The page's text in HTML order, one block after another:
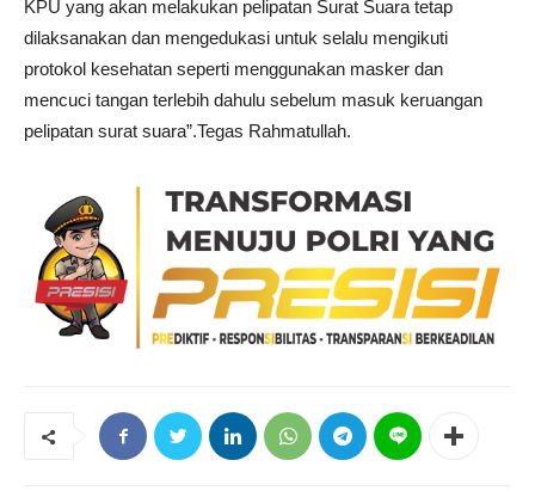
KPU yang akan melakukan pelipatan Surat Suara tetap
dilaksanakan dan mengedukasi untuk selalu mengikuti
protokol kesehatan seperti menggunakan masker dan
mencuci tangan terlebih dahulu sebelum masuk keruangan
pelipatan surat suara”.Tegas Rahmatullah.